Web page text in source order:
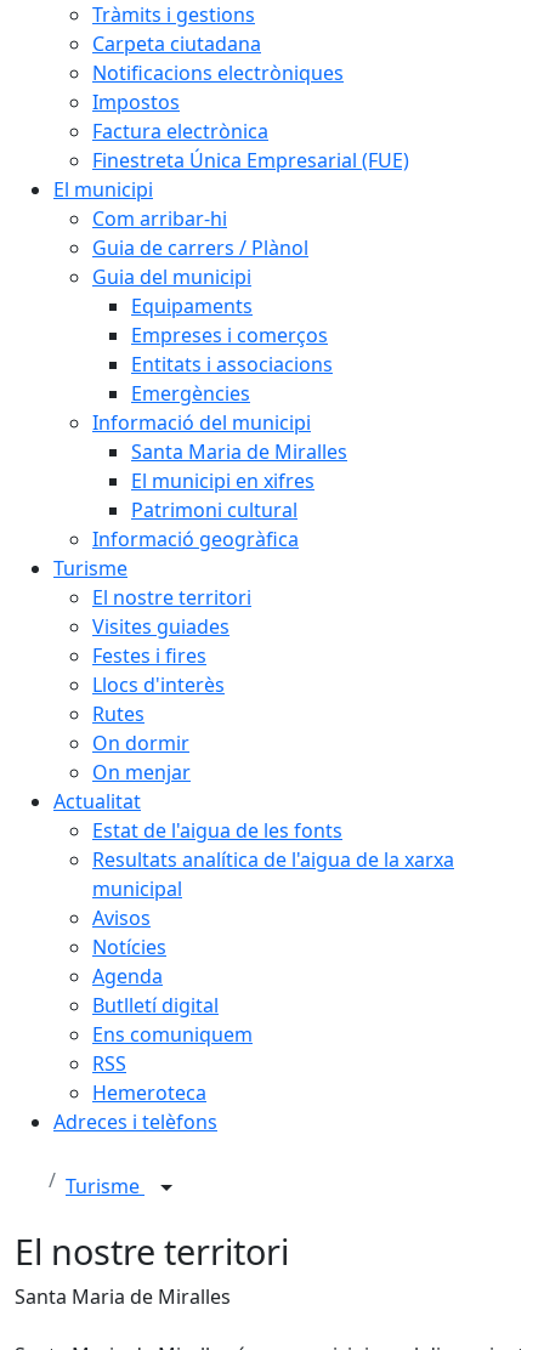
Tràmits i gestions
Carpeta ciutadana
Notificacions electròniques
Impostos
Factura electrònica
Finestreta Única Empresarial (FUE)
El municipi
Com arribar-hi
Guia de carrers / Plànol
Guia del municipi
Equipaments
Empreses i comerços
Entitats i associacions
Emergències
Informació del municipi
Santa Maria de Miralles
El municipi en xifres
Patrimoni cultural
Informació geogràfica
Turisme
El nostre territori
Visites guiades
Festes i fires
Llocs d'interès
Rutes
On dormir
On menjar
Actualitat
Estat de l'aigua de les fonts
Resultats analítica de l'aigua de la xarxa
municipal
Avisos
Notícies
Agenda
Butlletí digital
Ens comuniquem
RSS
Hemeroteca
Adreces i telèfons
Turisme
El nostre territori
Santa Maria de Miralles